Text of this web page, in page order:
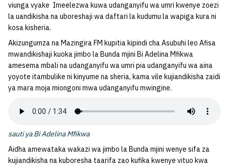
viunga vyake Imeelezwa kuwa udanganyifu wa umri kwenye zoezi
la uandikisha na uboreshaji wa daftari la kudumu la wapiga kura ni
kosa kisheria.
Akizungumza na Mazingira FM kupitia kipindi cha Asubuhi leo Afisa
mwandikishaji kuoka jimbo la Bunda mjini Bi Adelina Mfikwa
amesema mbali na udanganyifu wa umri pia udanganyifu wa aina
yoyote itambulike ni kinyume na sheria, kama vile kujiandikisha zaidi
ya mara moja miongoni mwa udanganyifu mwingine.
sauti ya Bi Adelina Mfikwa
Aidha amewataka wakazi wa jimbo la Bunda mjini wenye sifa za
kujiandikisha na kuboresha taarifa zao kufika kwenye vituo kwa